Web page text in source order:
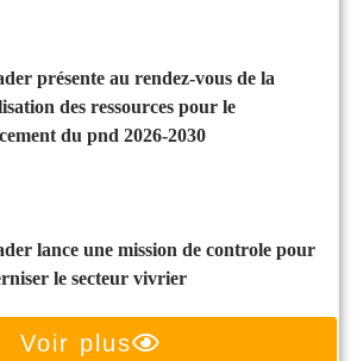
des ressources pour le
du pnd 2026-2030
le secteur vivrier
Voir plus